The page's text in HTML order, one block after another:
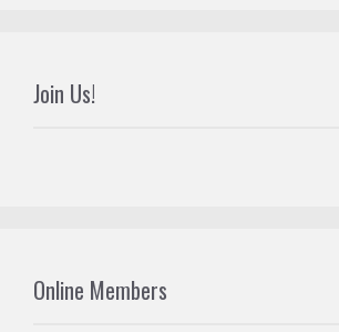
Join Us!
Online Members